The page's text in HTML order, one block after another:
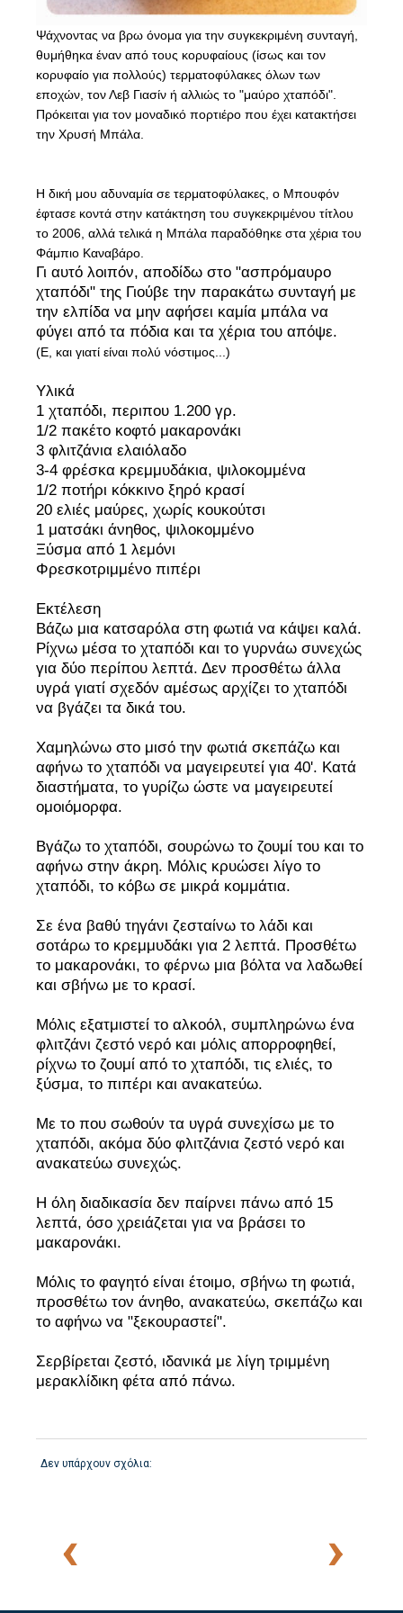
Ψάχνοντας να βρω όνομα για την συγκεκριμένη συνταγή,
θυμήθηκα έναν από τους κορυφαίους (ίσως και τον
κορυφαίο για πολλούς) τερματοφύλακες όλων των
εποχών, τον Λεβ Γιασίν ή αλλιώς το "μαύρο χταπόδι".
Πρόκειται για τον μοναδικό πορτιέρο που έχει κατακτήσει
την Χρυσή Μπάλα.
Η δική μου αδυναμία σε τερματοφύλακες, ο Μπουφόν
έφτασε κοντά στην κατάκτηση του συγκεκριμένου τίτλου
το 2006, αλλά τελικά η Μπάλα παραδόθηκε στα χέρια του
Φάμπιο Καναβάρο.
Γι αυτό λοιπόν, αποδίδω στο "ασπρόμαυρο
χταπόδι" της Γιούβε την παρακάτω συνταγή με
την ελπίδα να μην αφήσει καμία μπάλα να
φύγει από τα πόδια και τα χέρια του απόψε.
(Ε, και γιατί είναι πολύ νόστιμος...)
Υλικά
1 χταπόδι, περιπου 1.200 γρ.
1/2 πακέτο κοφτό μακαρονάκι
3 φλιτζάνια ελαιόλαδο
3-4 φρέσκα κρεμμυδάκια, ψιλοκομμένα
1/2 ποτήρι κόκκινο ξηρό κρασί
20 ελιές μαύρες, χωρίς κουκούτσι
1 ματσάκι άνηθος, ψιλοκομμένο
Ξύσμα από 1 λεμόνι
Φρεσκοτριμμένο πιπέρι
Εκτέλεση
Βάζω μια κατσαρόλα στη φωτιά να κάψει καλά.
Ρίχνω μέσα το χταπόδι και το γυρνάω συνεχώς
για δύο περίπου λεπτά. Δεν προσθέτω άλλα
υγρά γιατί σχεδόν αμέσως αρχίζει το χταπόδι
να βγάζει τα δικά του.
Χαμηλώνω στο μισό την φωτιά σκεπάζω και
αφήνω το χταπόδι να μαγειρευτεί για 40'. Κατά
διαστήματα, το γυρίζω ώστε να μαγειρευτεί
ομοιόμορφα.
Βγάζω το χταπόδι, σουρώνω το ζουμί του και το
αφήνω στην άκρη. Μόλις κρυώσει λίγο το
χταπόδι, το κόβω σε μικρά κομμάτια.
Σε ένα βαθύ τηγάνι ζεσταίνω το λάδι και
σοτάρω το κρεμμυδάκι για 2 λεπτά. Προσθέτω
το μακαρονάκι, το φέρνω μια βόλτα να λαδωθεί
και σβήνω με το κρασί.
Μόλις εξατμιστεί το αλκοόλ, συμπληρώνω ένα
φλιτζάνι ζεστό νερό και μόλις απορροφηθεί,
ρίχνω το ζουμί από το χταπόδι, τις ελιές, το
ξύσμα, το πιπέρι και ανακατεύω.
Με το που σωθούν τα υγρά συνεχίσω με το
χταπόδι, ακόμα δύο φλιτζάνια ζεστό νερό και
ανακατεύω συνεχώς.
Η όλη διαδικασία δεν παίρνει πάνω από 15
λεπτά, όσο χρειάζεται για να βράσει το
μακαρονάκι.
Μόλις το φαγητό είναι έτοιμο, σβήνω τη φωτιά,
προσθέτω τον άνηθο, ανακατεύω, σκεπάζω και
το αφήνω να "ξεκουραστεί".
Σερβίρεται ζεστό, ιδανικά με λίγη τριμμένη
μερακλίδικη φέτα από πάνω.
Δεν υπάρχουν σχόλια:
‹ ›